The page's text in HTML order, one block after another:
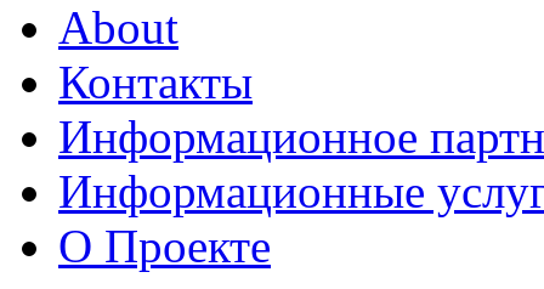
About
Контакты
Информационное
Информационные
О Проекте